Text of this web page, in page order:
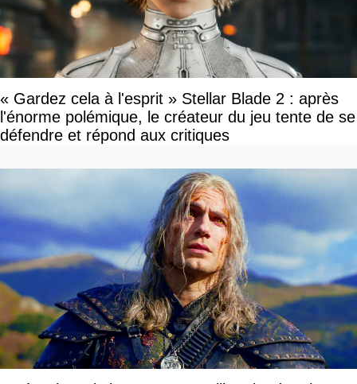
« Gardez cela à l'esprit » Stellar Blade 2 : après
l'énorme polémique, le créateur du jeu tente de se
défendre et répond aux critiques